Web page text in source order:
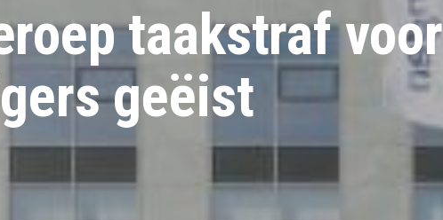
taakstraf voor
geëist